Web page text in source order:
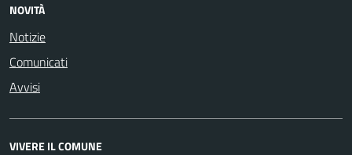
NOVITÀ
Notizie
Comunicati
Avvisi
VIVERE IL COMUNE